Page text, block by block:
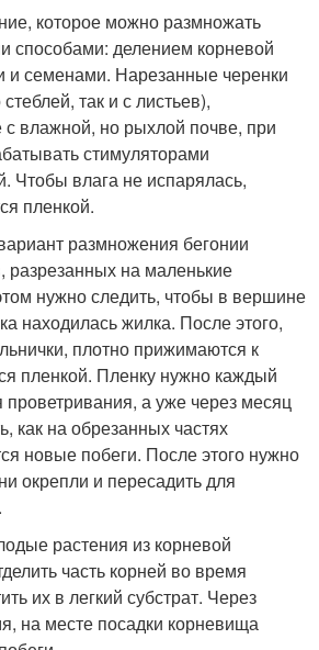
которое можно размножать
способами: делением корневой
и семенами. Нарезанные черенки
так и с листьев),
с влажной, но рыхлой почве, при
стимуляторами
Чтобы влага не испарялась,
пленкой.
размножения бегонии
разрезанных на маленькие
нужно следить, чтобы в вершине
находилась жилка. После этого,
плотно прижимаются к
пленкой. Пленку нужно каждый
а уже через месяц
как на обрезанных частях
новые побеги. После этого нужно
окрепли и пересадить для
растения из корневой
часть корней во время
их в легкий субстрат. Через
на месте посадки корневища